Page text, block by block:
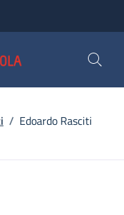
/ Edoardo Rasciti